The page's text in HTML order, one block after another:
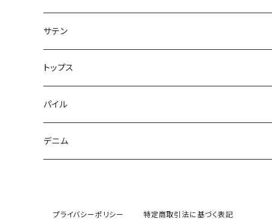
サテン
トップス
パイル
デニム
プライバシーポリシー 特定商取引法に基づく表記